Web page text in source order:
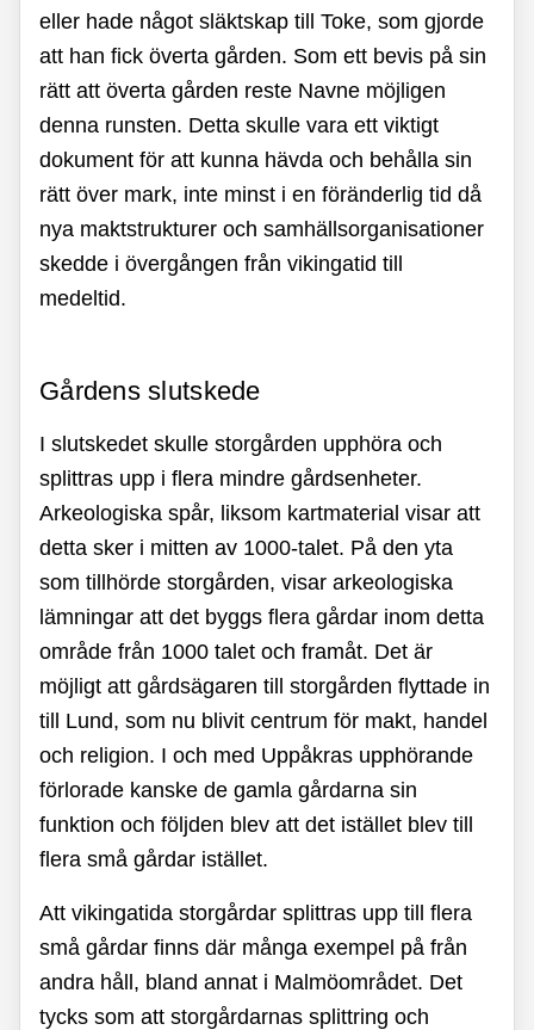
eller hade något släktskap till Toke, som gjorde
att han fick överta gården. Som ett bevis på sin
rätt att överta gården reste Navne möjligen
denna runsten. Detta skulle vara ett viktigt
dokument för att kunna hävda och behålla sin
rätt över mark, inte minst i en föränderlig tid då
nya maktstrukturer och samhällsorganisationer
skedde i övergången från vikingatid till
medeltid.
Gårdens slutskede
I slutskedet skulle storgården upphöra och
splittras upp i flera mindre gårdsenheter.
Arkeologiska spår, liksom kartmaterial visar att
detta sker i mitten av 1000-talet. På den yta
som tillhörde storgården, visar arkeologiska
lämningar att det byggs flera gårdar inom detta
område från 1000 talet och framåt. Det är
möjligt att gårdsägaren till storgården flyttade in
till Lund, som nu blivit centrum för makt, handel
och religion. I och med Uppåkras upphörande
förlorade kanske de gamla gårdarna sin
funktion och följden blev att det istället blev till
flera små gårdar istället.
Att vikingatida storgårdar splittras upp till flera
små gårdar finns där många exempel på från
andra håll, bland annat i Malmöområdet. Det
tycks som att storgårdarnas splittring och